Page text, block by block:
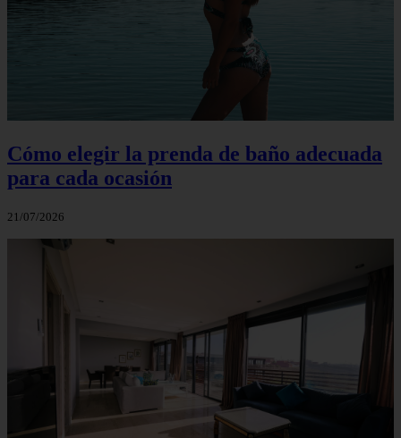
Cómo elegir la prenda de baño adecuada
para cada ocasión
21/07/2026